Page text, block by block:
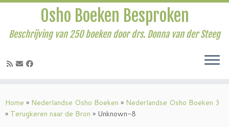
naar
inhoud
Osho Boeken Besproken
Beschrijving van 250 boeken door drs. Donna van der Steeg
Home » Nederlandse Osho Boeken » Nederlandse Osho Boeken 3
» Terugkeren naar de Bron » Unknown-8